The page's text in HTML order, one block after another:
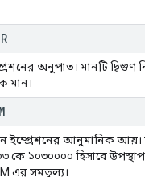
অনুপাত। মানটি দ্বিগুণ
মান।
ইম্প্রেশনের আনুমানিক আয়।
কে ১০৩০০০০ হিসাবে
এর সমতুল্য।